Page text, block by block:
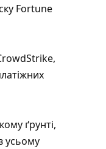
Fortune
ґрунті,
усьому